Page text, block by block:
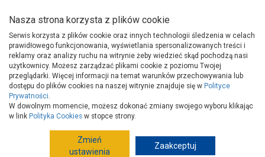
Strona główna Porady
Wokół domu
Akcesoria ogrodowe Cellfast
Akcesoria ogrodowe Cellfast
Nasza strona korzysta z plików cookie
Serwis korzysta z plików cookie oraz innych technologii śledzenia w celach
prawidłowego funkcjonowania, wyświetlania spersonalizowanych treści i
reklamy oraz analizy ruchu na witrynie żeby wiedzieć skąd pochodzą nasi
użytkownicy. Możesz zarządzać plikami cookie z poziomu Twojej
przeglądarki. Więcej informacji na temat warunków przechowywania lub
dostępu do plików cookies na naszej witrynie znajduje się w Polityce
Prywatności.
W dowolnym momencie, możesz dokonać zmiany swojego wyboru klikając
w link Polityka Cookies w stopce strony.
Zmień
ustawienia
Zaakceptuj